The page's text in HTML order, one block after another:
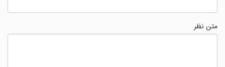
متن نظر